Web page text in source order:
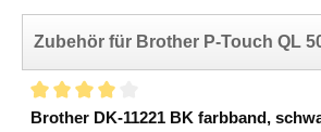
Zubehör für Brother P-Touch QL
Brother DK-11221 BK farbband,